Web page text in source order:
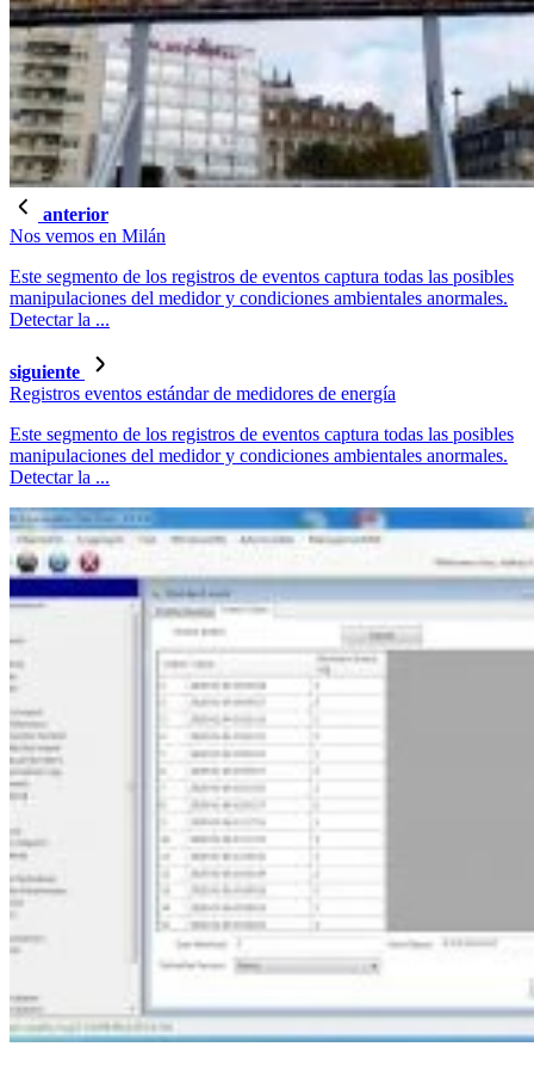
anterior
Nos vemos en Milán
Este segmento de los registros de eventos captura todas las posibles
manipulaciones del medidor y condiciones ambientales anormales.
Detectar la ...
siguiente
Registros eventos estándar de medidores de energía
Este segmento de los registros de eventos captura todas las posibles
manipulaciones del medidor y condiciones ambientales anormales.
Detectar la ...